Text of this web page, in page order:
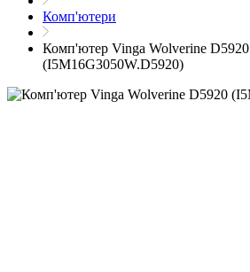
Комп'ютери
Комп'ютер Vinga Wolverine D5920
(I5M16G3050W.D5920)